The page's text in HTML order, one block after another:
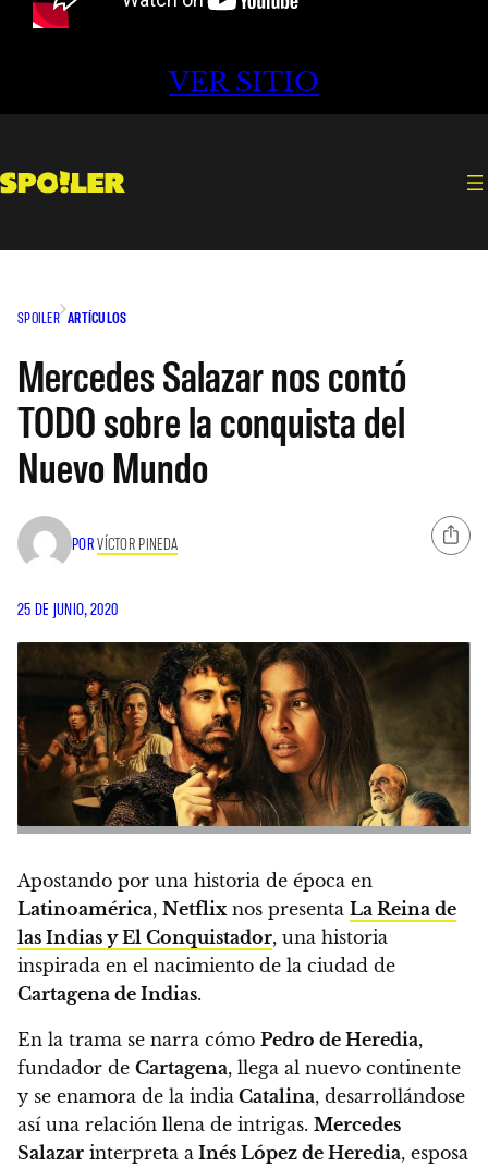
VER SITIO
SPOILER ARTÍCULOS
Mercedes Salazar nos contó
TODO sobre la conquista del
Nuevo Mundo
PORVÍCTOR PINEDA
25 DE JUNIO, 2020
Apostando por una historia de época en
Latinoamérica, Netflix nos presenta La Reina de
las Indias y El Conquistador, una historia
inspirada en el nacimiento de la ciudad de
Cartagena de Indias.
En la trama se narra cómo Pedro de Heredia,
fundador de Cartagena, llega al nuevo continente
y se enamora de la india Catalina, desarrollándose
así una relación llena de intrigas. Mercedes
Salazar interpreta a Inés López de Heredia, esposa